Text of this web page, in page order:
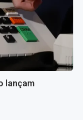
lançam